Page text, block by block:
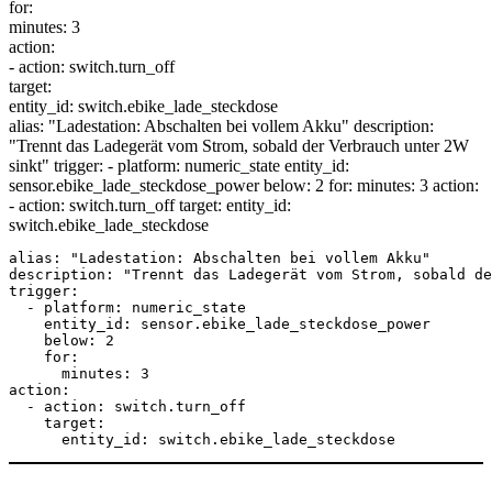
for:
minutes: 3
action:
- action: switch.turn_off
target:
entity_id: switch.ebike_lade_steckdose
alias: "Ladestation: Abschalten bei vollem Akku" description:
"Trennt das Ladegerät vom Strom, sobald der Verbrauch unter 2W
sinkt" trigger: - platform: numeric_state entity_id:
sensor.ebike_lade_steckdose_power below: 2 for: minutes: 3 action:
- action: switch.turn_off target: entity_id:
switch.ebike_lade_steckdose
alias: "Ladestation: Abschalten bei vollem Akku"
description: "Trennt das Ladegerät vom Strom, sobald
trigger:
  - platform: numeric_state
    entity_id: sensor.ebike_lade_steckdose_power
    below: 2
    for:
      minutes: 3
action:
  - action: switch.turn_off
    target:
      entity_id: switch.ebike_lade_steckdose